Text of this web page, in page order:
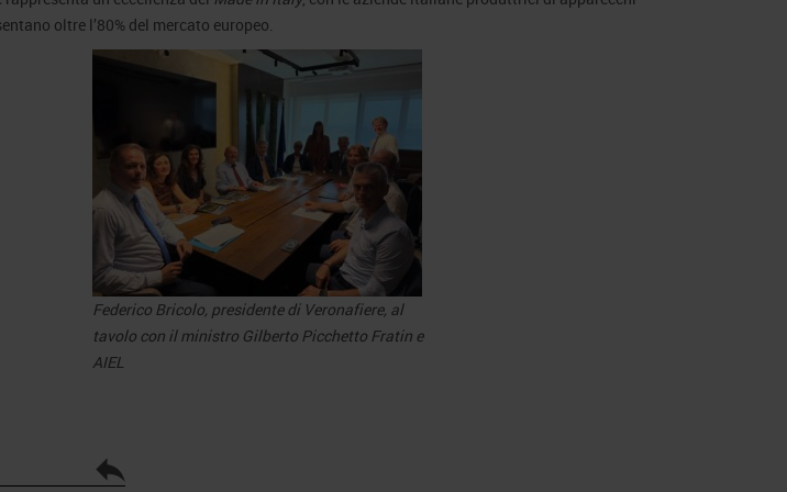
oltre l’80% del mercato europeo.
Federico Bricolo, presidente di Veronafiere, al
tavolo con il ministro Gilberto Picchetto Fratin e
AIEL